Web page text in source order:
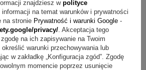
wieku (tekst, grafika, logo lub zdjęcie
znajdziesz w polityce
informacji na temat warunków i prywatności
na stronie Prywatność i warunki Google -
privacy/. Akceptacja tego
na ich zapisywanie na Twoim
warunki przechowywania lub
w zakładkę „Konfiguracja zgód”. Zgodę
momencie poprzez usunięcie